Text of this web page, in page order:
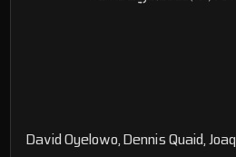
David Oyelowo, Dennis Quaid,